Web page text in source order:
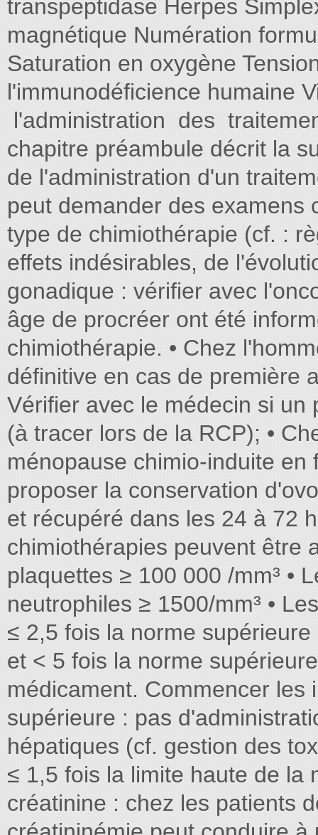
transpeptidase Herpes
magnétique Numération
Saturation en oxygène
l'immunodéficience humaine
l'administration des
chapitre préambule décrit la
de l'administration d'un
peut demander des examens
type de chimiothérapie (cf. :
effets indésirables, de
gonadique : vérifier avec
âge de procréer ont été
chimiothérapie. • Chez
définitive en cas de première
Vérifier avec le médecin si un
(à tracer lors de la RCP); •
ménopause chimio-induite
proposer la conservation
et récupéré dans les 24 à 72
chimiothérapies peuvent être
plaquettes ≥ 100 000 /mm³ •
neutrophiles ≥ 1500/mm³ •
≤ 2,5 fois la norme
et < 5 fois la norme
médicament. Commencer les
supérieure : pas
hépatiques (cf. gestion des
≤ 1,5 fois la limite haute de la
créatinine : chez les patients